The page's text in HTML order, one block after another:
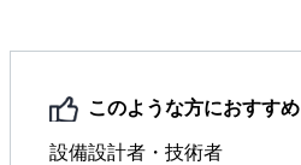
このような方におすすめ
設備設計者・技術者